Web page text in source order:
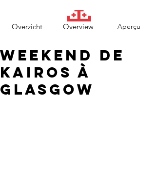
Overzicht Overview Aperçu
Weekend de
Kairos à
Glasgow